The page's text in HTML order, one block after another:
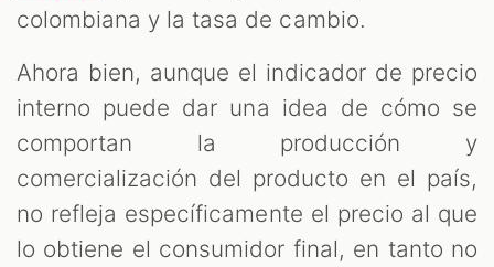
colombiana y la tasa de cambio.
Ahora bien, aunque el indicador de precio
interno puede dar una idea de cómo se
comportan la producción y
comercialización del producto en el país,
no refleja específicamente el precio al que
lo obtiene el consumidor final, en tanto no